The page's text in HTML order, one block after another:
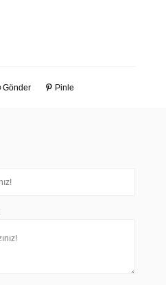
Gönder Pinle